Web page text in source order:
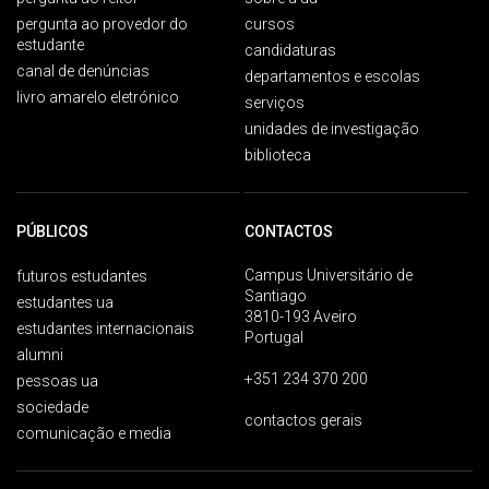
pergunta ao provedor do
estudante
canal de denúncias
livro amarelo eletrónico
cursos
candidaturas
departamentos e escolas
serviços
unidades de investigação
biblioteca
PÚBLICOS
futuros estudantes
estudantes ua
estudantes internacionais
alumni
pessoas ua
sociedade
comunicação e media
CONTACTOS
Campus Universitário de
Santiago
3810-193 Aveiro
Portugal
+351 234 370 200
contactos gerais